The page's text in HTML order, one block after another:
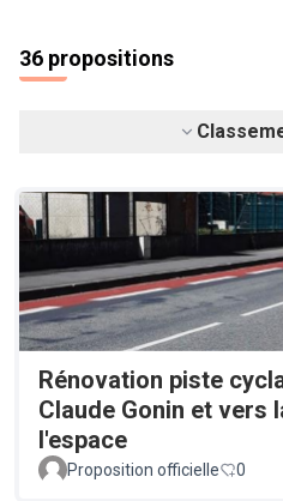
36 propositions
Rénovation piste
Claude Gonin et vers
l'espace
Proposition officielle 0